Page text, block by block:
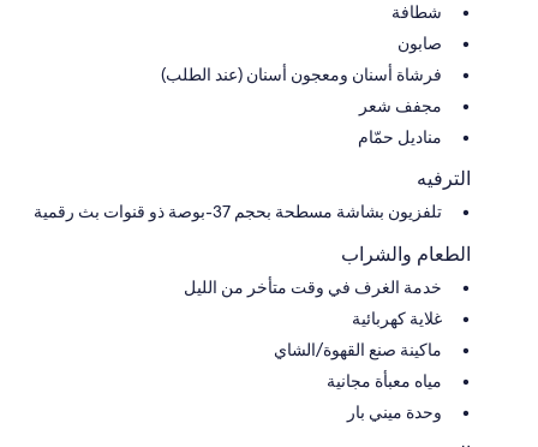
شطافة
صابون
فرشاة أسنان ومعجون أسنان (عند الطلب)
مجفف شعر
مناديل حمّام
الترفيه
تلفزيون بشاشة مسطحة بحجم 37-بوصة ذو قنوات بث رقمية
الطعام والشراب
خدمة الغرف في وقت متأخر من الليل
غلاية كهربائية
ماكينة صنع القهوة/الشاي
مياه معبأة مجانية
وحدة ميني بار